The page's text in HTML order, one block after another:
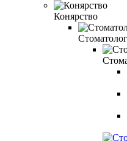
Конярство